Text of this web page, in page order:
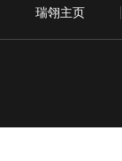
瑞翎主页